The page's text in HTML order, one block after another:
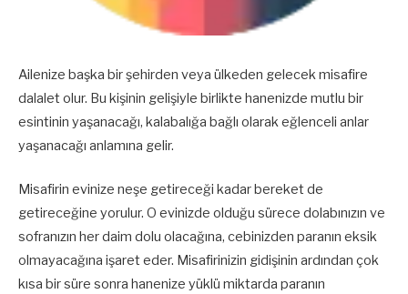
Ailenize başka bir şehirden veya ülkeden gelecek misafire
dalalet olur. Bu kişinin gelişiyle birlikte hanenizde mutlu bir
esintinin yaşanacağı, kalabalığa bağlı olarak eğlenceli anlar
yaşanacağı anlamına gelir.
Misafirin evinize neşe getireceği kadar bereket de
getireceğine yorulur. O evinizde olduğu sürece dolabınızın ve
sofranızın her daim dolu olacağına, cebinizden paranın eksik
olmayacağına işaret eder. Misafirinizin gidişinin ardından çok
kısa bir süre sonra hanenize yüklü miktarda paranın